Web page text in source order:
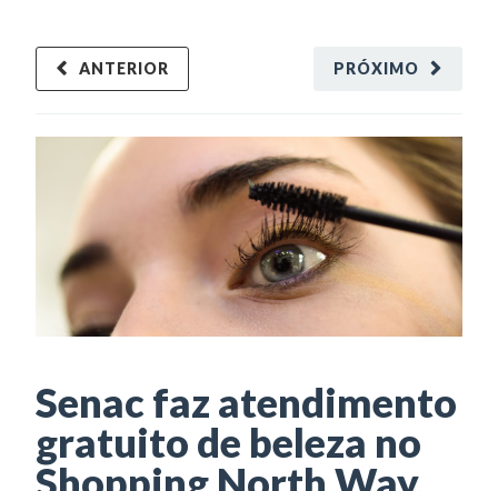
PRÓXIMO
ANTERIOR
Senac faz atendimento
gratuito de beleza no